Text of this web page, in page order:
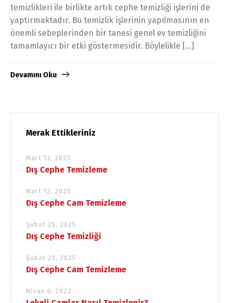
temizlikleri ile birlikte artık cephe temizliği işlerini de
yaptırmaktadır. Bu temizlik işlerinin yapılmasının en
önemli sebeplerinden bir tanesi genel ev temizliğini
tamamlayıcı bir etki göstermesidir. Böylelikle […]
Devamını Oku
Merak Ettikleriniz
Mart 13, 2025
Dış Cephe Temizleme
Mart 12, 2025
Dış Cephe Cam Temizleme
Şubat 25, 2025
Dış Cephe Temizliği
Şubat 20, 2025
Dış Cephe Cam Temizleme
Nisan 6, 2022